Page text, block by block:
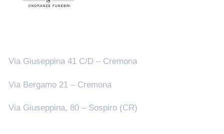
Via Giuseppina 41 C/D – Cremona
Via Bergamo 21 – Cremona
Via Giuseppina, 80 – Sospiro (CR)